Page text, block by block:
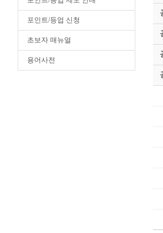
포인트/등업 신청
초보자 매뉴얼
용어사전